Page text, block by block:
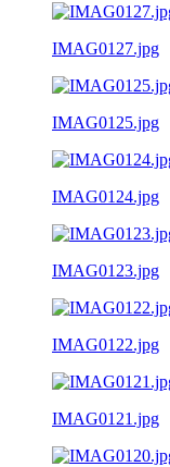
IMAG0127.jpg
IMAG0125.jpg
IMAG0124.jpg
IMAG0123.jpg
IMAG0122.jpg
IMAG0121.jpg